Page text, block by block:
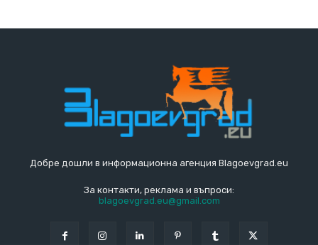
Добре дошли в информационна агенция Blagoevgrad.eu
За контакти, реклама и въпроси:
blagoevgrad.eu@gmail.com